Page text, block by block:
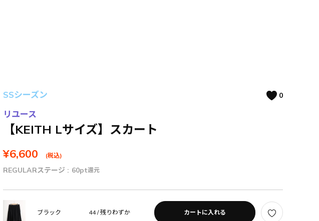
SSシーズン 0
リユース
【KEITH Lサイズ】スカート
¥6,600 (税込)
REGULARステージ : 60pt還元
ブラック 44 /残りわずか カートに入れる